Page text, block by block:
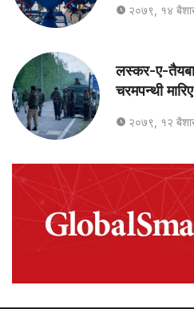
२०७९, १४
लस्कर-ए-
चरमपन्थी मारिए
२०७९, १२